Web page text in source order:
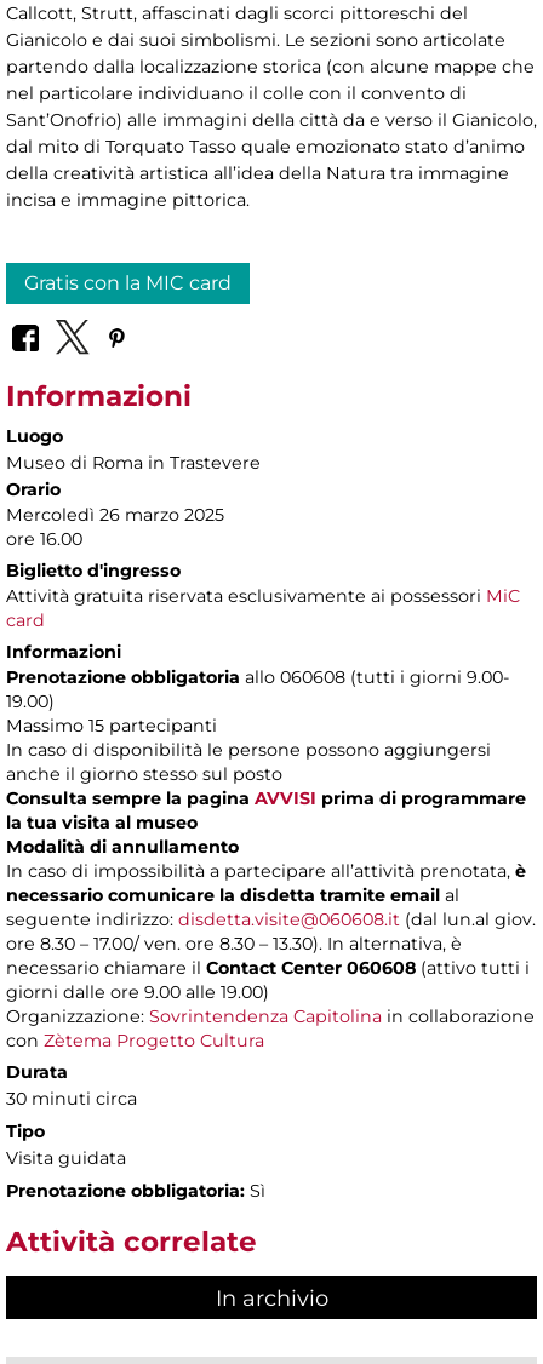
Callcott, Strutt, affascinati dagli scorci pittoreschi del
Gianicolo e dai suoi simbolismi. Le sezioni sono articolate
partendo dalla localizzazione storica (con alcune mappe che
nel particolare individuano il colle con il convento di
Sant’Onofrio) alle immagini della città da e verso il Gianicolo,
dal mito di Torquato Tasso quale emozionato stato d’animo
della creatività artistica all’idea della Natura tra immagine
incisa e immagine pittorica.
Gratis con la MIC card
Informazioni
Luogo
Museo di Roma in Trastevere
Orario
Mercoledì 26 marzo 2025
ore 16.00
Biglietto d'ingresso
Attività gratuita riservata esclusivamente ai possessori MiC
card
Informazioni
Prenotazione obbligatoria allo 060608 (tutti i giorni 9.00-
19.00)
Massimo 15 partecipanti
In caso di disponibilità le persone possono aggiungersi
anche il giorno stesso sul posto
Consulta sempre la pagina AVVISI prima di programmare
la tua visita al museo
Modalità di annullamento
In caso di impossibilità a partecipare all’attività prenotata, è
necessario comunicare la disdetta tramite email al
seguente indirizzo: disdetta.visite@060608.it (dal lun.al giov.
ore 8.30 – 17.00/ ven. ore 8.30 – 13.30). In alternativa, è
necessario chiamare il Contact Center 060608 (attivo tutti i
giorni dalle ore 9.00 alle 19.00)
Organizzazione: Sovrintendenza Capitolina in collaborazione
con Zètema Progetto Cultura
Durata
30 minuti circa
Tipo
Visita guidata
Prenotazione obbligatoria: Sì
Attività correlate
In archivio